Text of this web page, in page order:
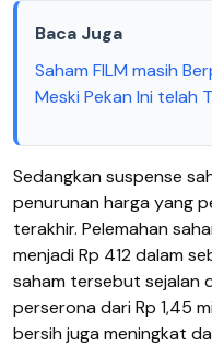
Baca Juga
Saham FILM masih
Meski Pekan Ini telah
Sedangkan suspense
penurunan harga yang
terakhir. Pelemahan
menjadi Rp 412 dalam
saham tersebut sejalan
perserona dari Rp 1,45
bersih juga meningkat